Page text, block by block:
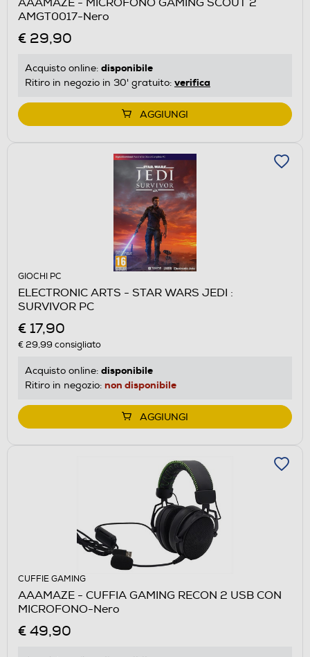
AMGT0017-Nero
€ 29,90
Acquisto online: disponibile
Ritiro in negozio in 30' gratuito: verifica
AGGIUNGI
GIOCHI PC
ELECTRONIC ARTS - STAR WARS JEDI :
SURVIVOR PC
€ 17,90
€ 29,99 consigliato
Acquisto online: disponibile
Ritiro in negozio: non disponibile
AGGIUNGI
CUFFIE GAMING
AAAMAZE - CUFFIA GAMING RECON 2 USB CON
MICROFONO-Nero
€ 49,90